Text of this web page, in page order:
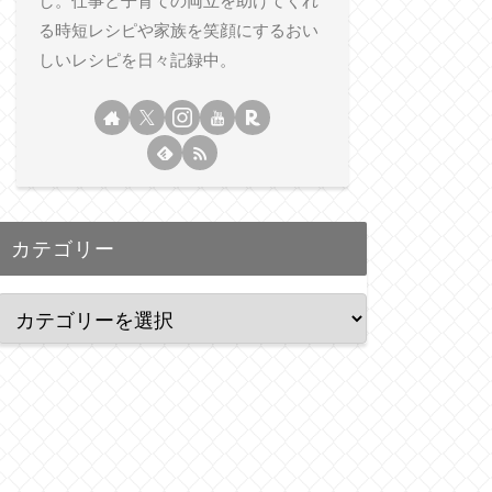
る時短レシピや家族を笑顔にするおい
しいレシピを日々記録中。
カテゴリー